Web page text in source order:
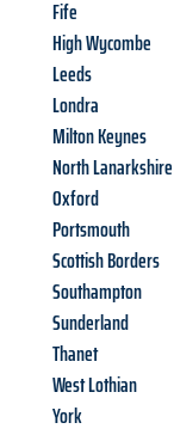
Fife
High Wycombe
Leeds
Londra
Milton Keynes
North Lanarkshire
Oxford
Portsmouth
Scottish Borders
Southampton
Sunderland
Thanet
West Lothian
York